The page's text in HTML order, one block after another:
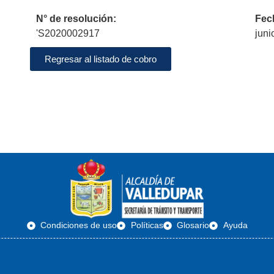
N° de resolución:
'S2020002917
Regresar al listado de cobro
Condiciones de uso Políticas Glosario Ayuda